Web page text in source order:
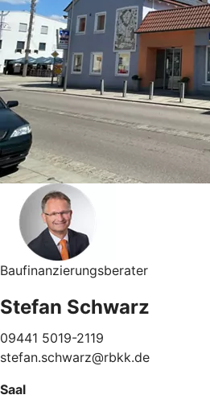
Baufinanzierungsberater
Stefan Schwarz
09441 5019-2119
stefan.schwarz@rbkk.de
Saal